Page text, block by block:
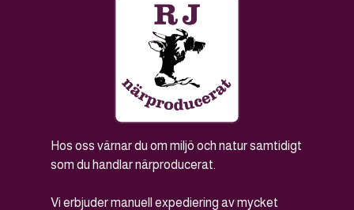
Hos oss värnar du om miljö och natur samtidigt
som du handlar närproducerat.
Vi erbjuder manuell expediering av mycket